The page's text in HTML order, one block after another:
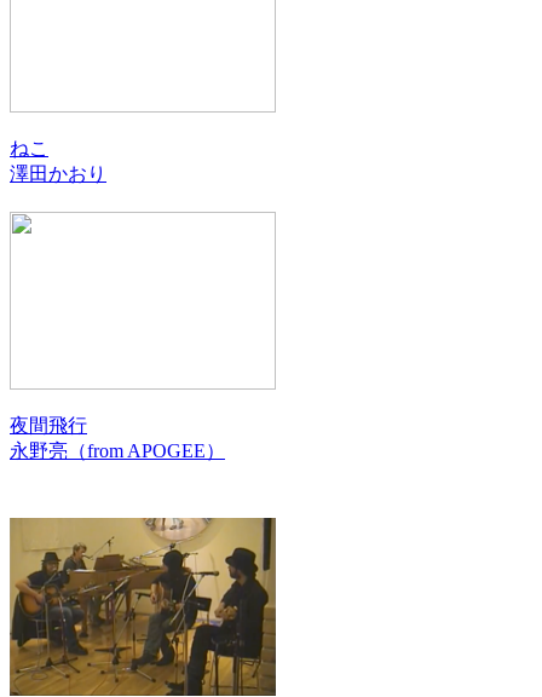
ねこ
澤田かおり
夜間飛行
永野亮（from APOGEE）